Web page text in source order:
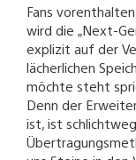
Fans
wird die „Next-
explizit auf der
lächerlichen
möchte steht
Denn der
ist, ist